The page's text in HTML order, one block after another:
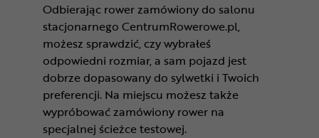
Odbierając rower zamówiony do salonu
stacjonarnego CentrumRowerowe.pl,
możesz sprawdzić, czy wybrałeś
odpowiedni rozmiar, a sam pojazd jest
dobrze dopasowany do sylwetki i Twoich
preferencji. Na miejscu możesz także
wypróbować zamówiony rower na
specjalnej ścieżce testowej.